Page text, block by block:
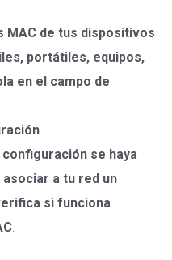
MAC de tus dispositivos
portátiles, equipos,
en el campo de
.
se haya
a tu red un
si funciona
.